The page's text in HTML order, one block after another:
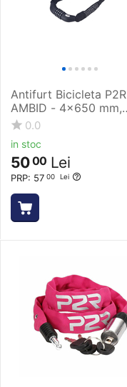
Antifurt Bicicleta P2R
AMBID - 4x650 mm,
Negru
0.0
in stoc
PRP: 57 00 Lei
5000 Lei